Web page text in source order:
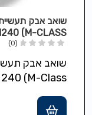
(M-CLASS)
(0)
99.995% ב־0.3 מיקרון,…